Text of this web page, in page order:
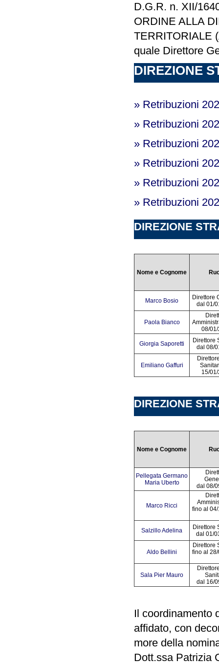
D.G.R. n. XII/
ORDINE ALLA
TERRITORIALE
quale Direttore
DIREZIONE
» Retribuzioni
» Retribuzioni
» Retribuzioni
» Retribuzioni
» Retribuzioni
» Retribuzioni
DIREZIONE
Nome e Cognome
Marco Bosio
Direttore
dal 01/
Paola Bianco
08/
Giorgia Saporetti
Direttore
dal 08/
Emiliano Gaffuri
15/
DIREZIONE
Nome e Cognome
Pellegata Germano
Maria Uberto
dal 08/
Marco Ricci
fino al
Salzillo Adelina
Direttore
dal 01/
Aldo Bellini
Direttore
fino al
Sala Pier Mauro
dal 16/
Il coordinamento
affidato, con
more della
Dott.ssa Patrizia